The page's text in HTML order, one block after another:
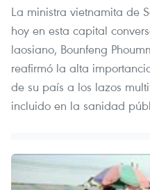
La ministra vietnamita de
hoy en esta capital
laosiano, Bounfeng
reafirmó la alta
de su país a los lazos
incluido en la sanidad